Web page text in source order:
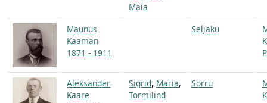
Maia
Maunus
Kaaman
1871 - 1911
Seljaku
Aleksander
Kaare
Sigrid, Maria,
Tormilind
Sorru